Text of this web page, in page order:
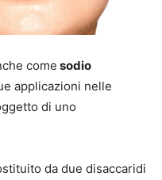
come sodio
applicazioni nelle
di uno
da due disaccaridi